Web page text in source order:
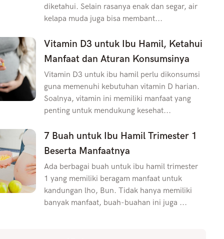
diketahui. Selain rasanya enak dan segar, air
kelapa muda juga bisa membant...
Vitamin D3 untuk Ibu Hamil, Ketahui
Manfaat dan Aturan Konsumsinya
Vitamin D3 untuk ibu hamil perlu dikonsumsi
guna memenuhi kebutuhan vitamin D harian.
Soalnya, vitamin ini memiliki manfaat yang
penting untuk mendukung kesehat...
7 Buah untuk Ibu Hamil Trimester 1
Beserta Manfaatnya
Ada berbagai buah untuk ibu hamil trimester
1 yang memiliki beragam manfaat untuk
kandungan lho, Bun. Tidak hanya memiliki
banyak manfaat, buah-buahan ini juga ...